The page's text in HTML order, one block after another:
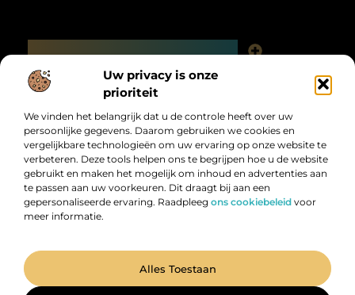
Uw privacy is onze
prioriteit
We vinden het belangrijk dat u de controle heeft over uw
persoonlijke gegevens. Daarom gebruiken we cookies en
vergelijkbare technologieën om uw ervaring op onze website te
verbeteren. Deze tools helpen ons te begrijpen hoe u de website
gebruikt en maken het mogelijk om inhoud en advertenties aan
te passen aan uw voorkeuren. Dit draagt bij aan een
gepersonaliseerde ervaring. Raadpleeg ons cookiebeleid voor
meer informatie.
Alles Toestaan
Bericht categorie
Digitalk.nl – Ontdek, leer en praat mee!
@2025 All Right Reserved. Design by